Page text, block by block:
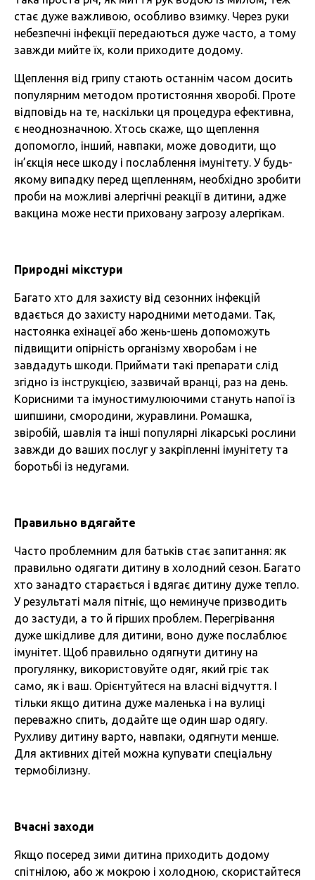
стає дуже важливою, особливо взимку. Через руки
небезпечні інфекції передаються дуже часто, а тому
завжди мийте їх, коли приходите додому.
Щеплення від грипу стають останнім часом досить
популярним методом протистояння хворобі. Проте
відповідь на те, наскільки ця процедура ефективна,
є неоднозначною. Хтось скаже, що щеплення
допомогло, інший, навпаки, може доводити, що
ін’єкція несе шкоду і послаблення імунітету. У будь-
якому випадку перед щепленням, необхідно зробити
проби на можливі алергічні реакції в дитини, адже
вакцина може нести приховану загрозу алергікам.
Природні мікстури
Багато хто для захисту від сезонних інфекцій
вдається до захисту народними методами. Так,
настоянка ехінацеї або жень-шень допоможуть
підвищити опірність організму хворобам і не
завдадуть шкоди. Приймати такі препарати слід
згідно із інструкцією, зазвичай вранці, раз на день.
Корисними та імуностимулюючими стануть напої із
шипшини, смородини, журавлини. Ромашка,
звіробій, шавлія та інші популярні лікарські рослини
завжди до ваших послуг у закріпленні імунітету та
боротьбі із недугами.
Правильно вдягайте
Часто проблемним для батьків стає запитання: як
правильно одягати дитину в холодний сезон. Багато
хто занадто старається і вдягає дитину дуже тепло.
У результаті маля пітніє, що неминуче призводить
до застуди, а то й гірших проблем. Перегрівання
дуже шкідливе для дитини, воно дуже послаблює
імунітет. Щоб правильно одягнути дитину на
прогулянку, використовуйте одяг, який гріє так
само, як і ваш. Орієнтуйтеся на власні відчуття. І
тільки якщо дитина дуже маленька і на вулиці
переважно спить, додайте ще один шар одягу.
Рухливу дитину варто, навпаки, одягнути менше.
Для активних дітей можна купувати спеціальну
термобілизну.
Вчасні заходи
Якщо посеред зими дитина приходить додому
спітнілою, або ж мокрою і холодною, скористайтеся